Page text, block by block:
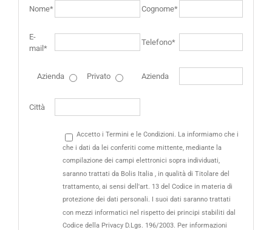
Nome* Cognome*
E-
mail*
Telefono*
Azienda Privato Azienda
Città
Accetto i Termini e le Condizioni. La informiamo che i
che i dati da lei conferiti come mittente, mediante la
compilazione dei campi elettronici sopra individuati,
saranno trattati da Bolis Italia , in qualità di Titolare del
trattamento, ai sensi dell'art. 13 del Codice in materia di
protezione dei dati personali. I suoi dati saranno trattati
con mezzi informatici nel rispetto dei principi stabiliti dal
Codice della Privacy D.Lgs. 196/2003. Per informazioni